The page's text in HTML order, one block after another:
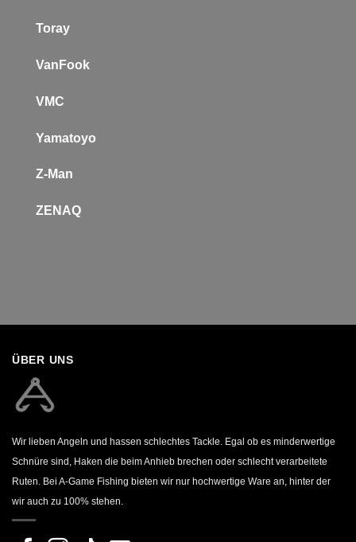
Toray
VanFook
VMC
Yamatoyo
Z-Man
ZENAQ
ÜBER UNS
Wir lieben Angeln und hassen schlechtes Tackle. Egal ob es minderwertige
Schnüre sind, Haken die beim Anhieb brechen oder schlecht verarbeitete
Ruten. Bei A-Game Fishing bieten wir nur hochwertige Ware an, hinter der
wir auch zu 100% stehen.